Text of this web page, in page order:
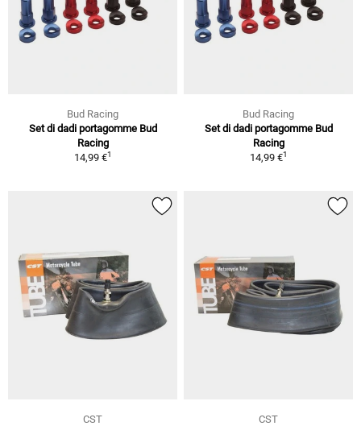
Bud Racing
Set di dadi portagomme Bud
Racing
14,99 €1
Bud Racing
Set di dadi portagomme Bud
Racing
14,99 €1
CST
CST